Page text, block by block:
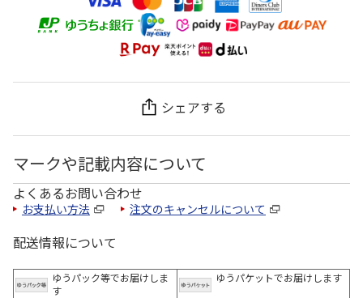
シェアする
マークや記載内容について
よくあるお問い合わせ
お支払い方法 注文のキャンセルについて
配送情報について
ゆうパック等でお届けしま
す
ゆうパケットでお届けします